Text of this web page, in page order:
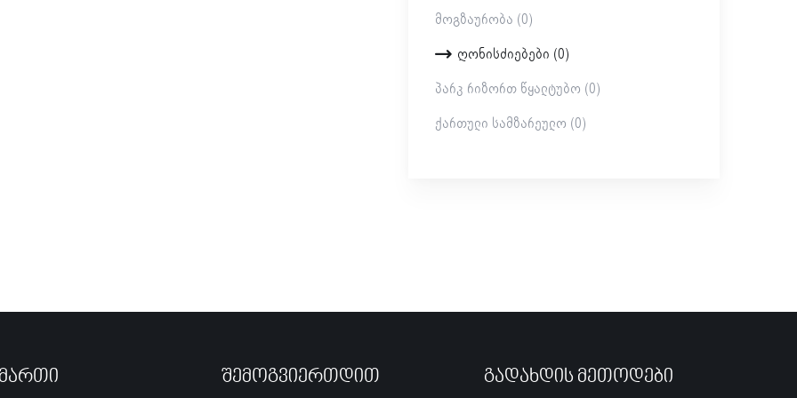
Მოგზაურობა (0)
Ღონისძიებები (0)
Პარკ Რიზორთ Წყალტუბო (0)
Ქართული Სამზარეულო (0)
Შემოგვიერთდით Გადახდის Მეთოდები